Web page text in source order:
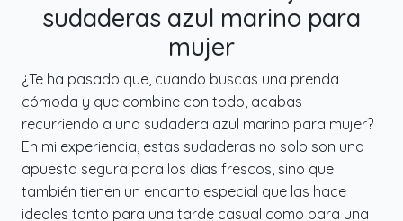
sudaderas azul marino para
mujer
¿Te ha pasado que, cuando buscas una prenda
cómoda y que combine con todo, acabas
recurriendo a una sudadera azul marino para mujer?
En mi experiencia, estas sudaderas no solo son una
apuesta segura para los días frescos, sino que
también tienen un encanto especial que las hace
ideales tanto para una tarde casual como para una